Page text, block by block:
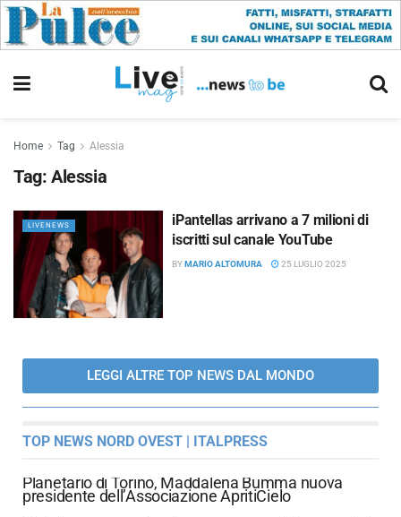
Home Tag Alessia
Tag: Alessia
LIVENEWS
iPantellas arrivano a 7 milioni di
iscritti sul canale YouTube
BYMARIO ALTOMURA 25 LUGLIO 2025
LEGGI ALTRE TOP NEWS DAL MONDO
TOP NEWS NORD OVEST | ITALPRESS
Planetario di Torino, Maddalena Bumma nuova
presidente dell’Associazione ApritiCielo